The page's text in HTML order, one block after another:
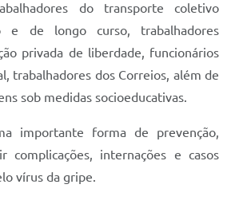
do transporte coletivo
e de longo curso, trabalhadores
privada de liberdade, funcionários
trabalhadores dos Correios, além de
sob medidas socioeducativas.
importante forma de prevenção,
complicações, internações e casos
vírus da gripe.